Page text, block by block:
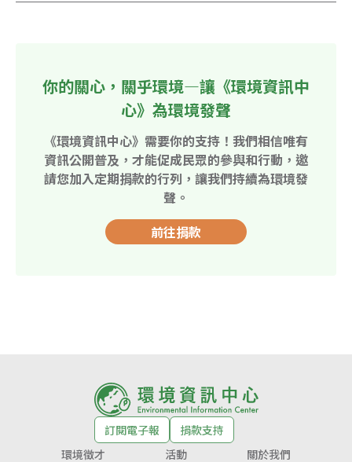
你的關心，關乎環境—讓《環境資訊中
心》為環境發聲
《環境資訊中心》需要你的支持！我們相信唯有
資訊公開普及，才能促成民眾的參與和行動，邀
請您加入定期捐款的行列，讓我們持續為環境發
聲。
前往捐款
訂閱電子報
捐款支持
環境徵才
活動 關於我們